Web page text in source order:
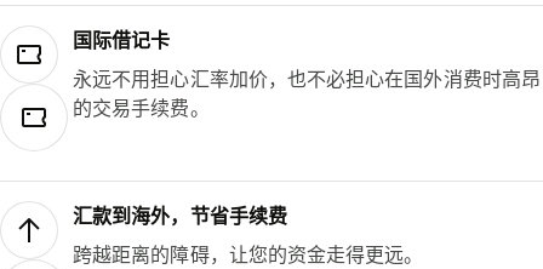
国际借记卡
永远不用担心汇率加价，也不必担心在国外消费时高昂
的交易手续费。
汇款到海外，节省手续费
跨越距离的障碍，让您的资金走得更远。